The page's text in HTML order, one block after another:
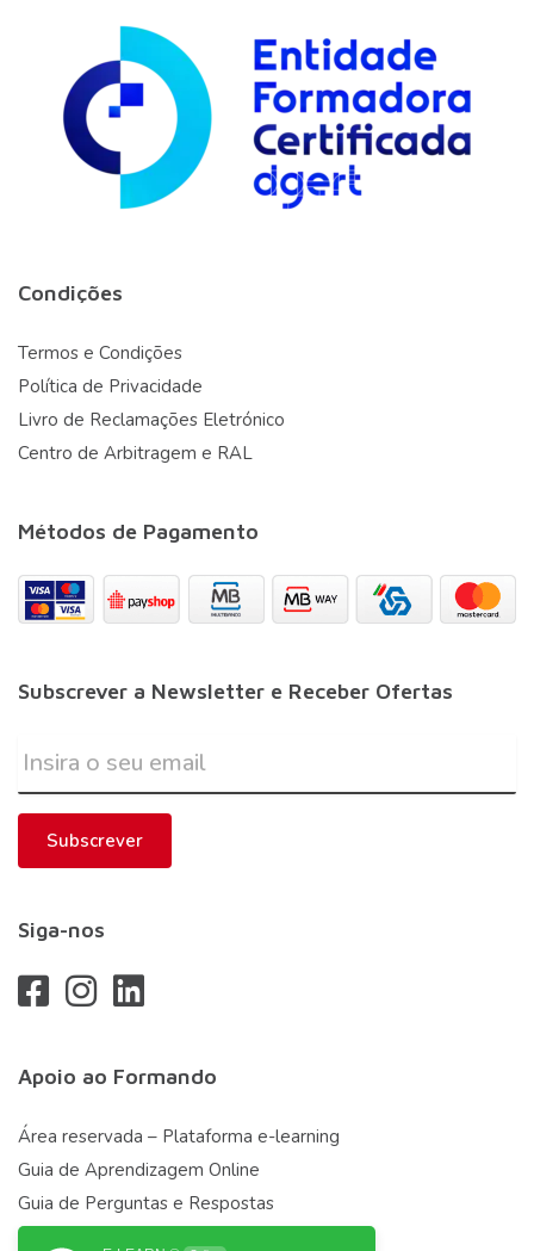
Condições
Termos e Condições
Política de Privacidade
Livro de Reclamações Eletrónico
Centro de Arbitragem e RAL
Métodos de Pagamento
Subscrever a Newsletter e Receber Ofertas
Subscrever
Siga-nos
Apoio ao Formando
Área reservada – Plataforma e-learning
Guia de Aprendizagem Online
Guia de Perguntas e Respostas